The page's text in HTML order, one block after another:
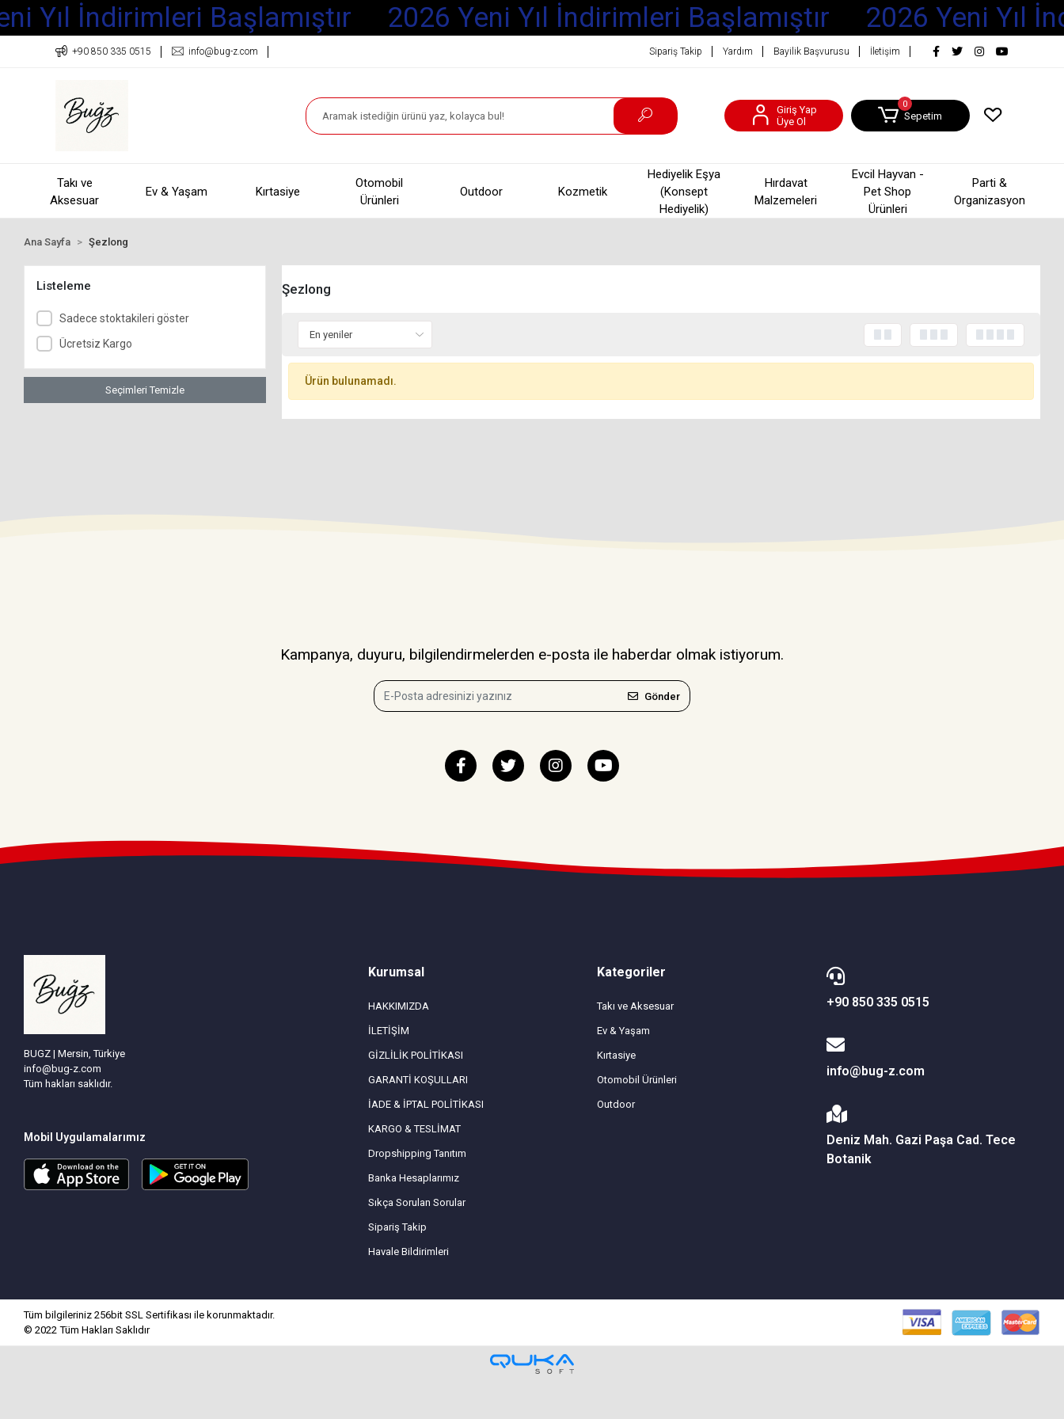
Yıl İndirimleri Başlamıştır 2026 Yeni Yıl İndirimleri Başlamıştır 2026 Yeni Yıl
+90 850 335 0515 info@bug-z.com Sipariş Takip Yardım Bayilik Başvurusu İletişim
Giriş Yap
Üye Ol
0
Sepetim
Takı ve
Aksesuar
Ev & Yaşam Kırtasiye
Otomobil
Ürünleri
Outdoor Kozmetik
Hediyelik Eşya
(Konsept
Hediyelik)
Hırdavat
Malzemeleri
Evcil Hayvan -
Pet Shop
Ürünleri
Parti &
Organizasyon
Ana Sayfa Şezlong
Listeleme
Sadece stoktakileri göster
Ücretsiz Kargo
Seçimleri Temizle
Şezlong
Ürün bulunamadı.
Kampanya, duyuru, bilgilendirmelerden e-posta ile haberdar olmak istiyorum.
Gönder
BUGZ | Mersin, Türkiye
info@bug-z.com
Tüm hakları saklıdır.
Mobil Uygulamalarımız
Kurumsal
HAKKIMIZDA
İLETİŞİM
GİZLİLİK POLİTİKASI
GARANTİ KOŞULLARI
İADE & İPTAL POLİTİKASI
KARGO & TESLİMAT
Dropshipping Tanıtım
Banka Hesaplarımız
Sıkça Sorulan Sorular
Sipariş Takip
Havale Bildirimleri
Kategoriler
Takı ve Aksesuar
Ev & Yaşam
Kırtasiye
Otomobil Ürünleri
Outdoor
+90 850 335 0515
info@bug-z.com
Deniz Mah. Gazi Paşa Cad. Tece
Botanik
Tüm bilgileriniz 256bit SSL Sertifikası ile korunmaktadır.
© 2022Tüm Hakları Saklıdır